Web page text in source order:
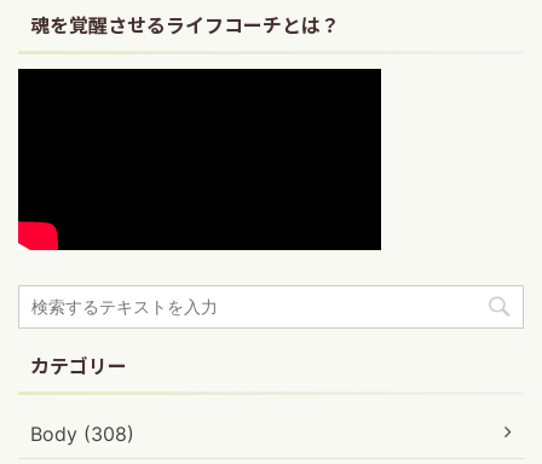
魂を覚醒させるライフコーチとは？
カテゴリー
Body (308)